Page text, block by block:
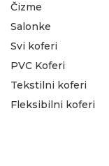
Čizme
Salonke
Svi koferi
PVC Koferi
Tekstilni koferi
Fleksibilni koferi